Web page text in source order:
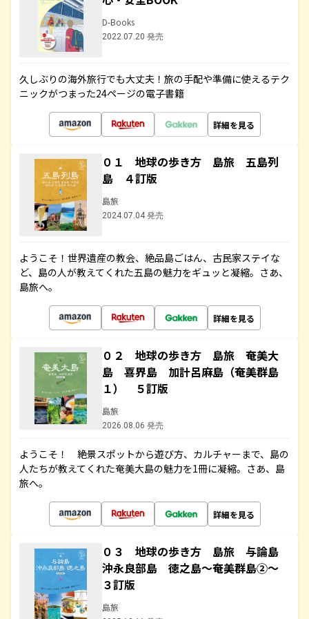
D-Books
2022.07.20 発売
久しぶりの海外旅行でも大丈夫！旅の手配や準備に使えるテク
ニックがつまった24ページの電子書籍
詳細を見る
０１ 地球の歩き方 島旅 五島列
島 ４訂版
島旅
2024.07.04 発売
ようこそ！世界遺産の教会、絶品島ごはん、古民家ステイな
ど、島の人が教えてくれた五島の魅力をギュッと凝縮。さあ、
島旅へ。
詳細を見る
０２ 地球の歩き方 島旅 奄美大
島 喜界島 加計呂麻島（奄美群島
１） ５訂版
島旅
2026.08.06 発売
ようこそ！ 絶景スポットから遊び方、カルチャーまで、島の
人たちが教えてくれた奄美大島の魅力を1冊に凝縮。さあ、島
旅へ。
詳細を見る
０３ 地球の歩き方 島旅 与論島
沖永良部島 徳之島～奄美群島②～
３訂版
島旅